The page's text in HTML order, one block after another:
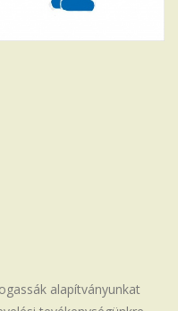
alapítványunkat